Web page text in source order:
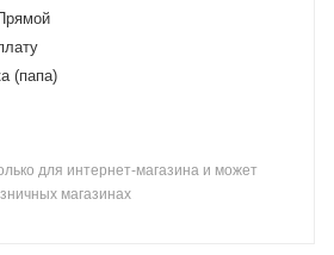
(папа)
для интернет-магазина и может
магазинах